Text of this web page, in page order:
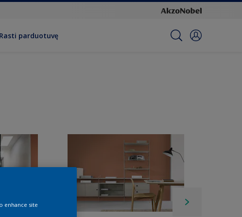
Rasti parduotuvę
enhance site